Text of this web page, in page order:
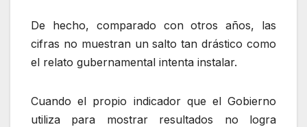
De hecho, comparado con otros años, las
cifras no muestran un salto tan drástico como
el relato gubernamental intenta instalar.
Cuando el propio indicador que el Gobierno
utiliza para mostrar resultados no logra